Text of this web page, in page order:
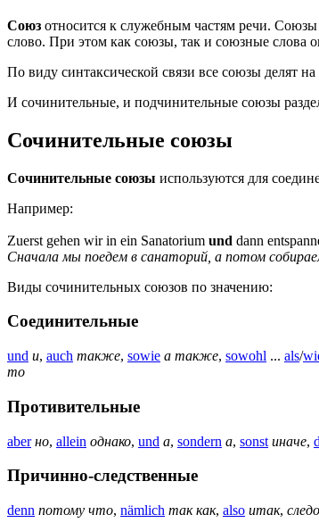
Союз относится к служебным частям речи.
слово. При этом как союзы, так и союзные слова
По виду синтаксической связи все союзы делят на
И сочинительные, и подчинительные союзы
Сочинительные союзы
Сочинительные союзы используются для
Например:
Zuerst gehen wir in ein Sanatorium und dann
Сначала мы поедем в санаторий, а потом
Виды сочинительных союзов по значению:
Соединительные
und и, auch также, sowie а также, sowohl ... als/
то
Противительные
aber но, allein однако, und a, sondern a, sonst иначе,
Причинно-следственные
denn потому что, nämlich так как, also итак,